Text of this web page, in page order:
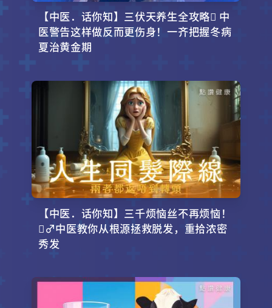
【中医．话你知】三伏天养生全攻略 中
医警告这样做反而更伤身！一齐把握冬病
夏治黄金期
【中医．话你知】三千烦恼丝不再烦恼！
‍♂️中医教你从根源拯救脱发，重拾浓密
秀发